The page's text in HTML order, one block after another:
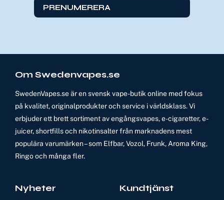
PRENUMERERA
Om Swedenvapes.se
SwedenVapes.se är en svensk vape-butik online med fokus
på kvalitet, originalprodukter och service i världsklass. Vi
erbjuder ett brett sortiment av engångsvapes, e-cigaretter, e-
juicer, shortfills och nikotinsalter från marknadens mest
populära varumärken – som Elfbar, Vozol, Frunk, Aroma King,
Ringo och många fler.
Nyheter Kundtjänst